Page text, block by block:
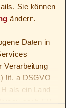
Sie können
ändern.
Daten in
Verarbeitung
lit. a DSGVO
als ein Land